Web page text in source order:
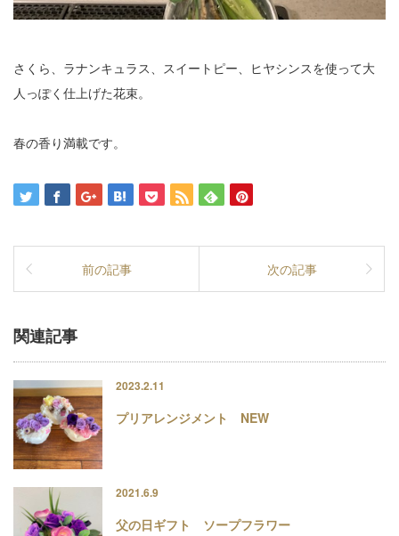
さくら、ラナンキュラス、スイートピー、ヒヤシンスを使って大
人っぽく仕上げた花束。
春の香り満載です。
前の記事 次の記事
関連記事
2023.2.11
プリアレンジメント NEW
2021.6.9
父の日ギフト ソープフラワー